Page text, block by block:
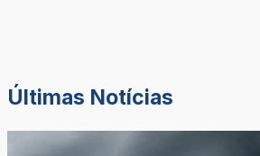
Últimas Notícias